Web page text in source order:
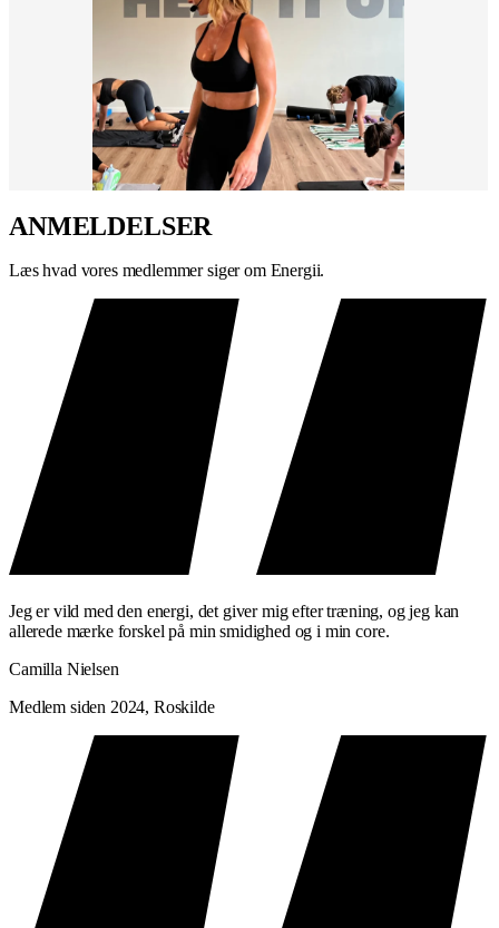
HVEM ER STRAM OP TIL?
Stram Op passer til dig der:
Vil have dedikeret styrketræning i et hold format
Ønsker en strammere og stærkere krop over tid
Foretrækker kontrolleret styrkearbejde frem for høj puls
HVAD FÅR DU UD AF DET?
Træner du Stram Op regelmæssigt, vil du over tid mærke:
Stærkere og strammere muskler
i hele kroppen
Bedre kropsholdning
og stabilitet
der støtter al anden bevægelse
En krop der præsterer bedre
— i træning og hverdag
PRAKTISK INFORMATION
Niveau: Alle niveauer
Varighed: 50 minutter
Lokationer:Frederiksberg,Østerbro,Greve ,Holte
Helsingør
ANMELDELSER
Læs hvad vores medlemmer siger om Energii.
Jeg er vild med den energi, det giver mig efter træning, og jeg kan
allerede mærke forskel på min smidighed og i min core.
Camilla Nielsen
Medlem siden 2024, Roskilde